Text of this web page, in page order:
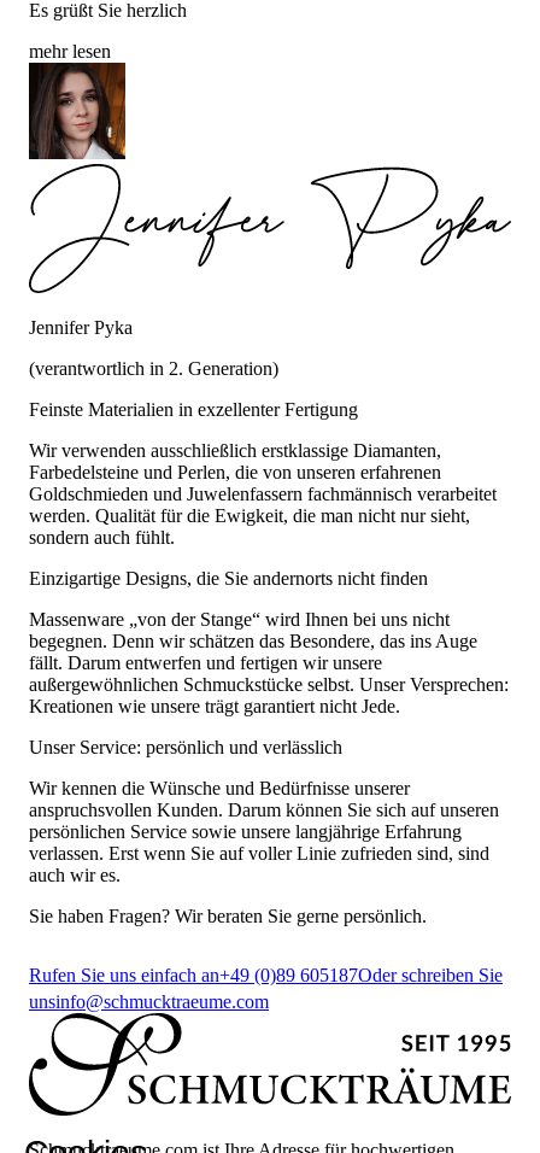
Es grüßt Sie herzlich
mehr lesen
Jennifer Pyka
(verantwortlich in 2. Generation)
Feinste Materialien in exzellenter Fertigung
Wir verwenden ausschließlich erstklassige Diamanten,
Farbedelsteine und Perlen, die von unseren erfahrenen
Goldschmieden und Juwelenfassern fachmännisch verarbeitet
werden. Qualität für die Ewigkeit, die man nicht nur sieht,
sondern auch fühlt.
Einzigartige Designs, die Sie andernorts nicht finden
Massenware „von der Stange“ wird Ihnen bei uns nicht
begegnen. Denn wir schätzen das Besondere, das ins Auge
fällt. Darum entwerfen und fertigen wir unsere
außergewöhnlichen Schmuckstücke selbst. Unser Versprechen:
Kreationen wie unsere trägt garantiert nicht Jede.
Unser Service: persönlich und verlässlich
Wir kennen die Wünsche und Bedürfnisse unserer
anspruchsvollen Kunden. Darum können Sie sich auf unseren
persönlichen Service sowie unsere langjährige Erfahrung
verlassen. Erst wenn Sie auf voller Linie zufrieden sind, sind
auch wir es.
Sie haben Fragen? Wir beraten Sie gerne persönlich.
Rufen Sie uns einfach an+49 (0)89 605187Oder schreiben Sie
unsinfo@schmucktraeume.com